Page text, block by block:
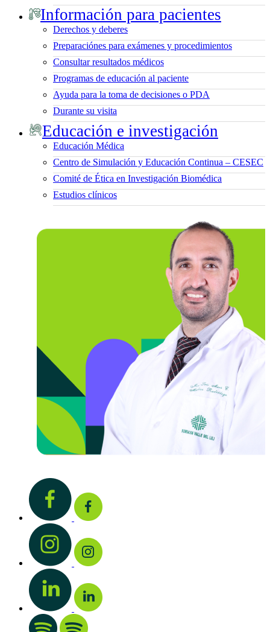
Información para pacientes
Derechos y deberes
Preparaciónes para exámenes y procedimientos
Consultar resultados médicos
Programas de educación al paciente
Ayuda para la toma de decisiones o PDA
Durante su visita
Educación e investigación
Educación Médica
Centro de Simulación y Educación Continua – CESEC
Comité de Ética en Investigación Biomédica
Estudios clínicos